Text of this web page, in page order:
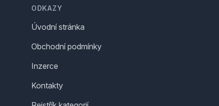
ODKAZY
Úvodní stránka
Obchodní podmínky
Inzerce
Kontakty